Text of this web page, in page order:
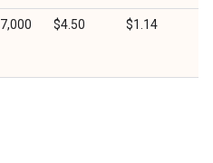
7,000 $4.50 $1.14